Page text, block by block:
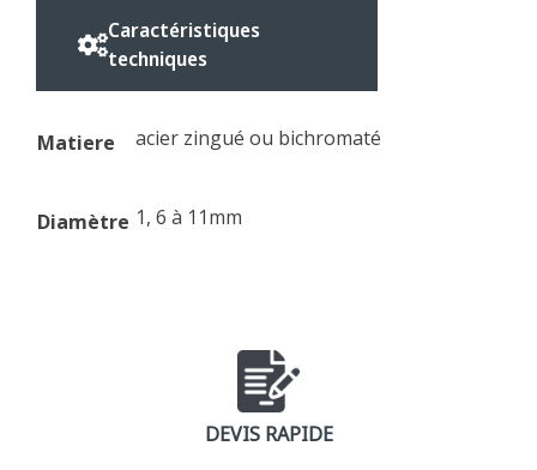
Caractéristiques
techniques
Matiere acier zingué ou bichromaté
Diamètre 1, 6 à 11mm
DEVIS RAPIDE